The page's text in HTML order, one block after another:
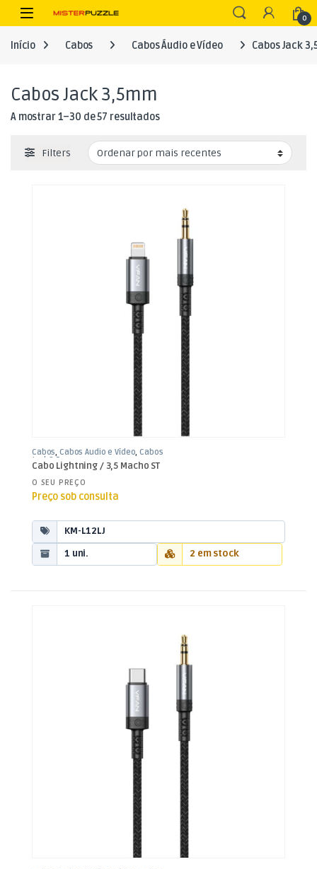
Skip to navigation
Skip to content
Open 0
Início Cabos Cabos Áudio e Vídeo Cabos Jack
Cabos Jack 3,5mm
A mostrar 1–30 de 57 resultadosOrdenado por mais recentes
Filters
Cabos,Cabos Áudio e Vídeo,Cabos
Jack 3,5mm
Cabo Lightning / 3,5 Macho ST
O SEU PREÇO
Preço sob consulta
KM-L12LJ
1 uni.
2 em stock